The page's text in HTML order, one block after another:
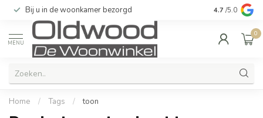
Bij u in de woonkamer bezorgd Kwaliteit &
4.7 /5.0
MENU
0
Home / Tags / toon